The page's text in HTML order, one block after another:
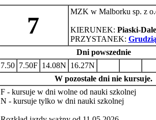
7
MZK w Malborku sp. z
KIERUNEK: Piaski-
PRZYSTANEK:
Dni powszednie
7.50 7.50F 14.08N 16.27N
W pozostałe dni nie kursuje.
F - kursuje w dni wolne od nauki szkolnej
N - kursuje tylko w dni nauki szkolnej